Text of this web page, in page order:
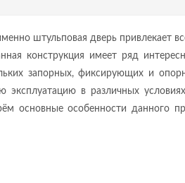
штульповая дверь привлекает
конструкция имеет ряд
запорных, фиксирующих и
эксплуатацию в различных
основные особенности данного